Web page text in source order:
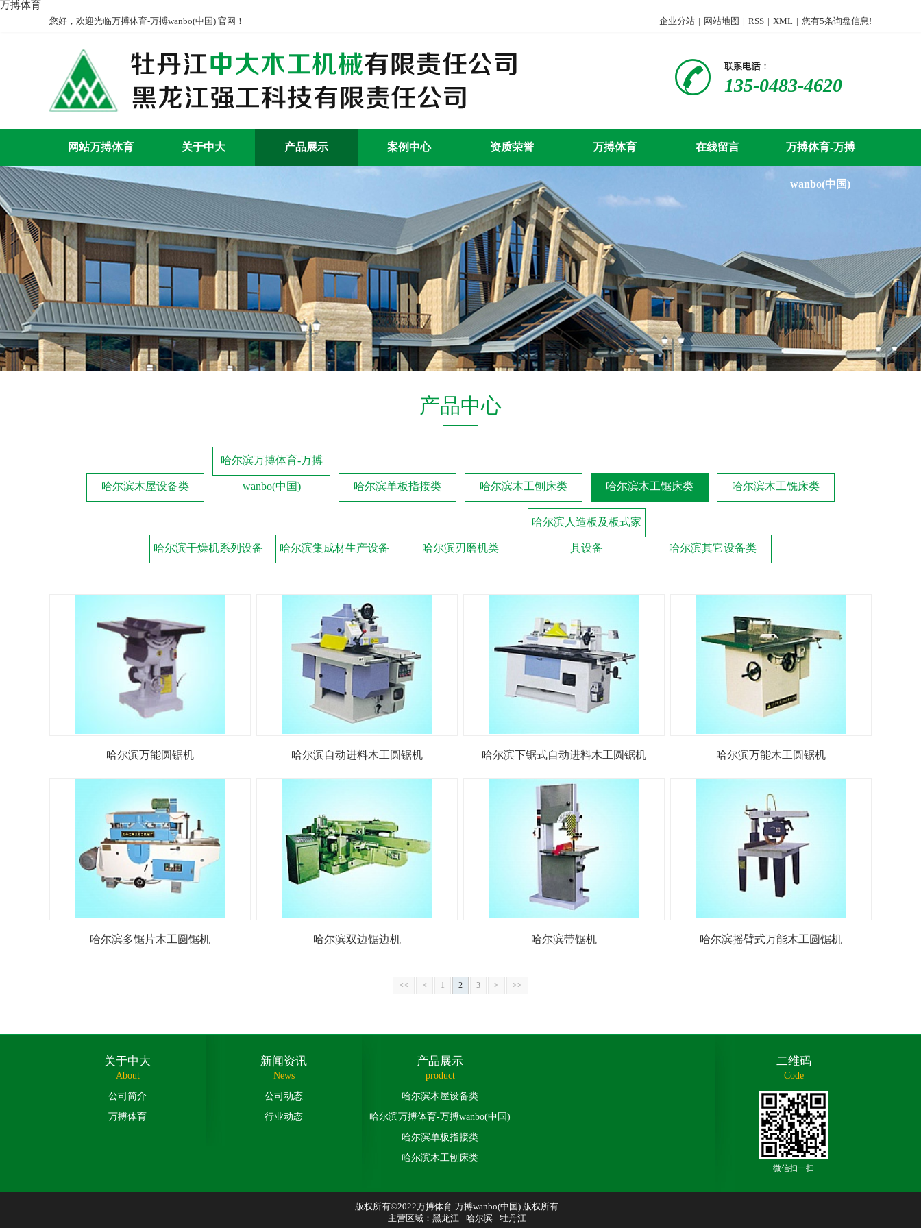
万搏体育
您好，欢迎光临万搏体育-万搏wanbo(中国) 官网！ 企业分站 | 网站地图 | RSS | XML | 您有5条询盘信息!
135-0483-4620
网站万搏体育 关于中大 产品展示 案例中心 资质荣誉 万搏体育 在线留言 万搏体育-万搏
wanbo(中国)
产品中心
哈尔滨木屋设备类
哈尔滨万搏体育-万搏
wanbo(中国) 哈尔滨单板指接类 哈尔滨木工刨床类 哈尔滨木工锯床类 哈尔滨木工铣床类
哈尔滨干燥机系列设备 哈尔滨集成材生产设备 哈尔滨刃磨机类
哈尔滨人造板及板式家
具设备 哈尔滨其它设备类
哈尔滨万能圆锯机 哈尔滨自动进料木工圆锯机 哈尔滨下锯式自动进料木工圆锯机 哈尔滨万能木工圆锯机
哈尔滨多锯片木工圆锯机 哈尔滨双边锯边机 哈尔滨带锯机 哈尔滨摇臂式万能木工圆锯机
<< < 1 2 3 > >>
关于中大
About
公司简介
万搏体育
新闻资讯
News
公司动态
行业动态
产品展示
product
哈尔滨木屋设备类
哈尔滨万搏体育-万搏wanbo(中国)
哈尔滨单板指接类
哈尔滨木工刨床类
二维码
Code
微信扫一扫
版权所有©2022万搏体育-万搏wanbo(中国) 版权所有
主营区域： 黑龙江 哈尔滨 牡丹江